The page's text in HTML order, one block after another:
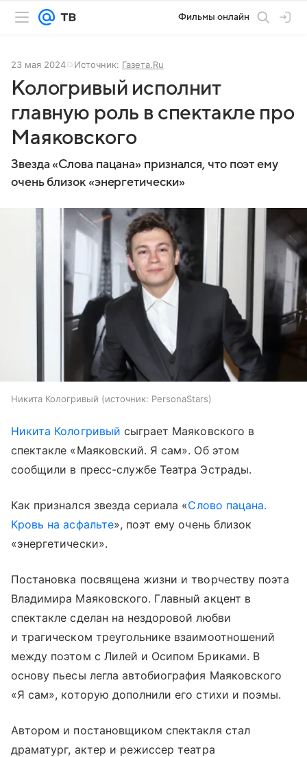
Фильмы онлайн
23 мая 2024 Источник: Газета.Ru
Кологривый исполнит
главную роль в спектакле про
Маяковского
Звезда «Слова пацана» признался, что поэт ему
очень близок «энергетически»
Никита Кологривый источник: PersonaStars
Никита Кологривый сыграет Маяковского в
спектакле «Маяковский. Я сам». Об этом
сообщили в пресс-службе Театра Эстрады.
Как признался звезда сериала «Слово пацана.
Кровь на асфальте», поэт ему очень близок
«энергетически».
Постановка посвящена жизни и творчеству поэта
Владимира Маяковского. Главный акцент в
спектакле сделан на нездоровой любви
и трагическом треугольнике взаимоотношений
между поэтом с Лилей и Осипом Бриками. В
основу пьесы легла автобиография Маяковского
«Я сам», которую дополнили его стихи и поэмы.
Автором и постановщиком спектакля стал
драматург, актер и режиссер театра